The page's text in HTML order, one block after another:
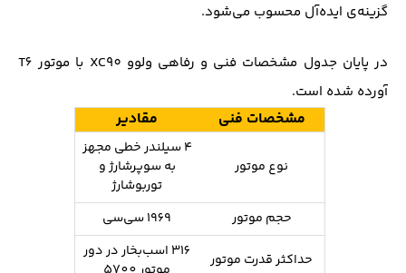
گزینه‌ی ایده‌آل محسوب می‌شود.
در پایان جدول مشخصات فنی و رفاهی ولوو XC90 با موتور T6
آورده شده است.
مشخصات فنی مقادیر
نوع موتور
۴ سیلندر خطی مجهز
به سوپرشارژ و
توربوشارژ
حجم موتور
1969 سی‌سی
حداکثر قدرت موتور
316 اسب‌بخار در دور